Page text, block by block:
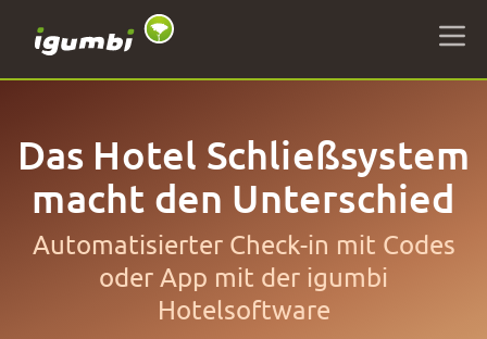
Das Hotel Schließsystem
macht den Unterschied
Automatisierter Check-in mit Codes
oder App mit der igumbi
Hotelsoftware